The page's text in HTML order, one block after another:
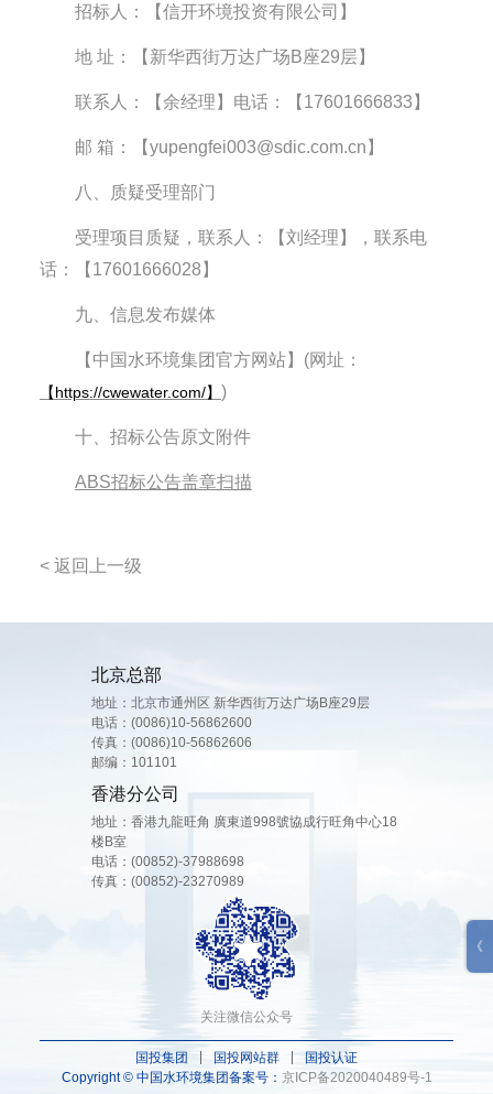
招标人：【信开环境投资有限公司】
地 址： 【新华西街万达广场B座29层】
联系人：【余经理】电话：【17601666833】
邮 箱：【yupengfei003@sdic.com.cn】
八、质疑受理部门
受理项目质疑，联系人：【刘经理】，联系电
话：【17601666028】
九、信息发布媒体
【中国水环境集团官方网站】(网址：
【https://cwewater.com/】 )
十、招标公告原文附件
ABS招标公告盖章扫描
< 返回上一级
北京总部
地址：北京市通州区 新华西街万达广场B座29层
电话： (0086)10-56862600
传真：(0086)10-56862606
邮编：101101
香港分公司
地址：香港九龍旺角 廣東道998號協成行旺角中心18
楼B室
电话： (00852)-37988698
传真：(00852)-23270989
关注微信公众号
国投集团 国投网站群
国投认证
Copyright © 中国水环境集团备案号： 京ICP备2020040489号-1